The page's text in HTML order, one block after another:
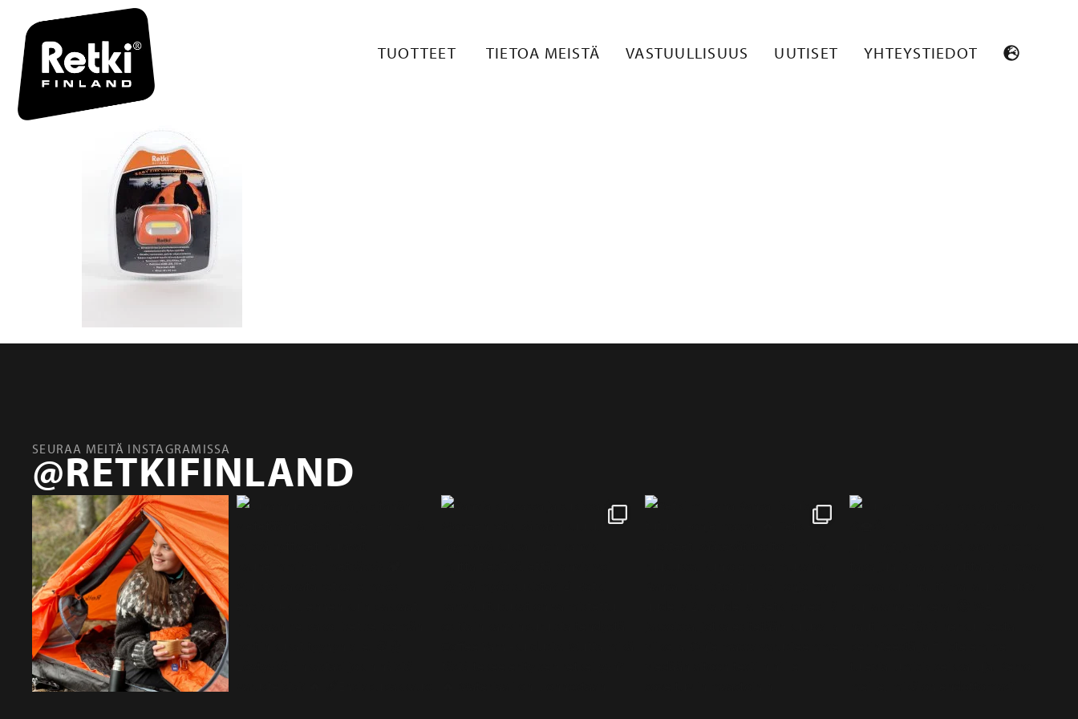
TUOTTEET TIETOA MEISTÄ VASTUULLISUUS UUTISET YHTEYSTIEDOT
SEURAA MEITÄ INSTAGRAMISSA
@RETKIFINLAND